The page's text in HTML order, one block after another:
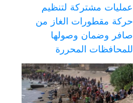
عمليات مشتركة لتنظيم
حركة مقطورات الغاز من
صافر وضمان وصولها
للمحافظات المحررة